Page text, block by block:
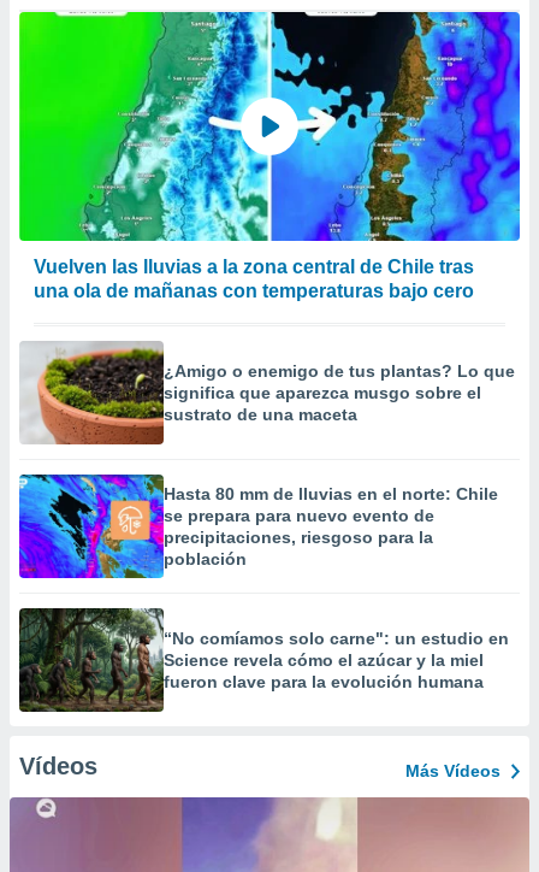
Vuelven las lluvias a la zona central de Chile tras
una ola de mañanas con temperaturas bajo cero
¿Amigo o enemigo de tus plantas? Lo que
significa que aparezca musgo sobre el
sustrato de una maceta
Hasta 80 mm de lluvias en el norte: Chile
se prepara para nuevo evento de
precipitaciones, riesgoso para la
población
“No comíamos solo carne": un estudio en
Science revela cómo el azúcar y la miel
fueron clave para la evolución humana
Vídeos Más Vídeos